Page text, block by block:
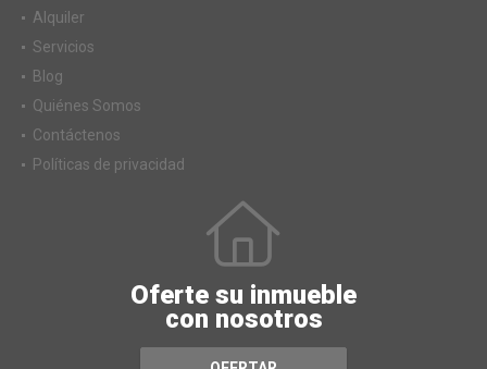
Alquiler
Servicios
Blog
Quiénes Somos
Contáctenos
Políticas de privacidad
Oferte su inmueble
con nosotros